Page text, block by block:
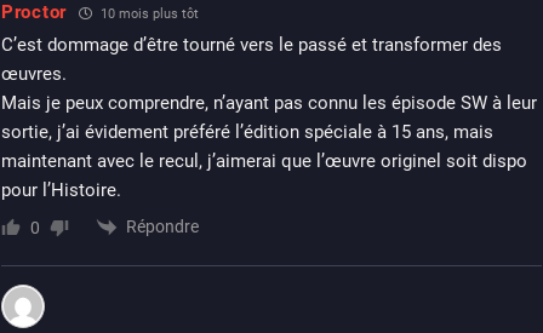
Proctor 10 mois plus tôt
C’est dommage d’être tourné vers le passé et transformer des
œuvres.
Mais je peux comprendre, n’ayant pas connu les épisode SW à leur
sortie, j’ai évidement préféré l’édition spéciale à 15 ans, mais
maintenant avec le recul, j’aimerai que l’œuvre originel soit dispo
pour l’Histoire.
0 Répondre